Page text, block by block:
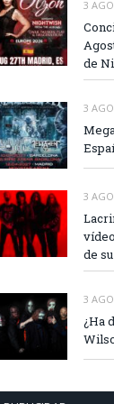
3
de
3
3
de
3
¿Ha